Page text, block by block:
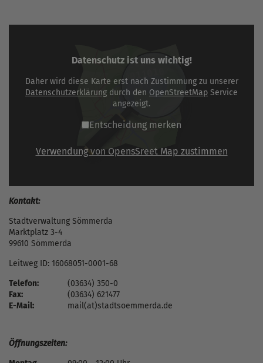
Datenschutz ist uns wichtig!
Daher wird diese Karte erst nach Zustimmung zu unserer
Datenschutzerklärung durch den OpenStreetMap Service
angezeigt.
Entscheidung merken
Verwendung von OpensSreet Map zustimmen
Kontakt:
Stadtverwaltung Sömmerda
Marktplatz 3-4
99610 Sömmerda
Leitweg ID: 16068051-0001-68
Telefon:
(03634) 350-0
Fax:
(03634) 621477
E-Mail:
mail(at)stadtsoemmerda.de
Öffnungszeiten: